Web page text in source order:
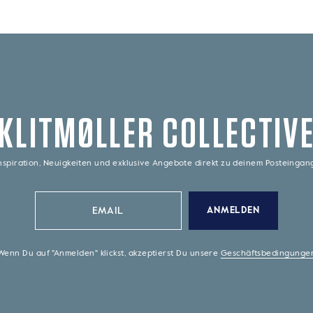
COLLECTIVE
Neuigkeiten und exklusive Angebote direkt zu deinem
ANMELDEN
Du auf "Anmelden" klickst, akzeptierst Du unsere